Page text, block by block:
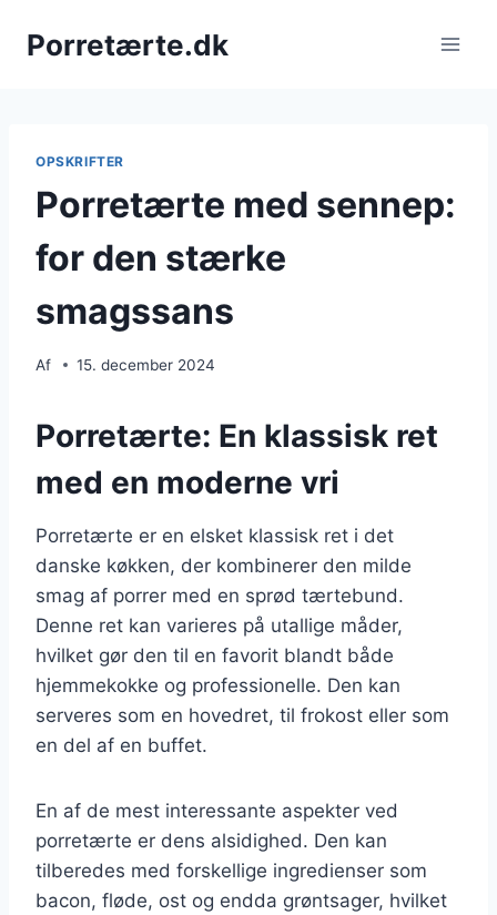
Porretærte.dk
OPSKRIFTER
Porretærte med sennep:
for den stærke
smagssans
Af 15. december 2024
Porretærte: En klassisk ret
med en moderne vri
Porretærte er en elsket klassisk ret i det
danske køkken, der kombinerer den milde
smag af porrer med en sprød tærtebund.
Denne ret kan varieres på utallige måder,
hvilket gør den til en favorit blandt både
hjemmekokke og professionelle. Den kan
serveres som en hovedret, til frokost eller som
en del af en buffet.
En af de mest interessante aspekter ved
porretærte er dens alsidighed. Den kan
tilberedes med forskellige ingredienser som
bacon, fløde, ost og endda grøntsager, hvilket